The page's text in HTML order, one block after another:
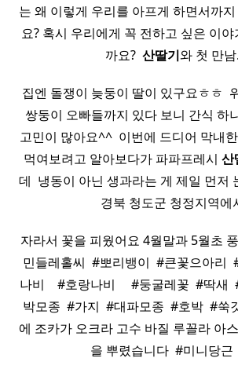
는 왜 이렇게 우리를 아프게 하면서까
요? 혹시 우리에게 꼭 전하고 싶은 이
까요? ​ 산딸기와 첫 만
집엔 돌쟁이 늦둥이 딸이 있구요ㅎㅎ
쌍둥이 오빠들까지 있다 보니 간식 하
고민이 많아요^^ ​ 이번에 드디어 막내
먹여보려고 알아보다가 파파프레시 산
데 ​ 냉동이 아닌 생과라는 게 제일 먼저
경북 청도군 청정지역
자라서 꽃을 피웠어요 4월말과 5월초
민들레홀씨 ​ #뽀리뱅이 ​ #큰꽃으아리
나비 ​ ​ ​ #호랑나비 ​ ​ ​ ​ #둥굴레꽃 ​ #딱새
박모종 ​ #가지 ​ #대파모종 ​ #호박 ​ #쑥
에 조카가 오크라 고수 바질 루꼴라 아
을 뿌렸습니다 ​ #미니당